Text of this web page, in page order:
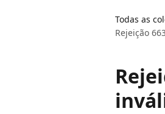
Todas as
Rejeição